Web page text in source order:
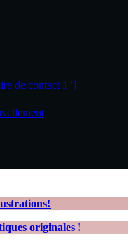
de contact 1"]
originales !